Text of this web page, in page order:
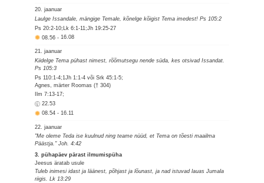
20. jaanuar
Laulge Issandale, mängige Temale, kõnelge kõigist Tema imedest! Ps 105:2
Ps 20:2-10;Lk 6:1-11;Jh 19:25-27
08.56-16.08
21. jaanuar
Kiidelge Tema pühast nimest, rõõmutsegu nende süda, kes otsivad Issandat.
Ps 105:3
Ps 110:1-4;1Jh 1:1-4 või Srk 45:1-5;
Agnes, märter Roomas († 304)
Ilm 7:13-17;
22.53
08.54- 16.11
22. jaanuar
"Me oleme Teda ise kuulnud ning teame nüüd, et Tema on tõesti maailma
Päästja." Joh. 4:42
3. pühapäev pärast ilmumispüha
Jeesus äratab usule
Tuleb inimesi idast ja läänest, põhjast ja lõunast, ja nad istuvad lauas Jumala
riigis. Lk 13:29